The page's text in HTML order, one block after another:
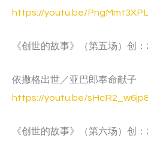
https://youtu.be/
《创世的故事》（第五场）创
依撒格出世／亚巴郎奉命献子
https://youtu.be/
《创世的故事》（第六场）创